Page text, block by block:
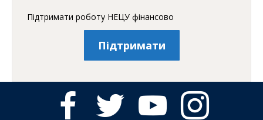
Підтримати роботу НЕЦУ фінансово
Підтримати
facebook twitter youtube instagram